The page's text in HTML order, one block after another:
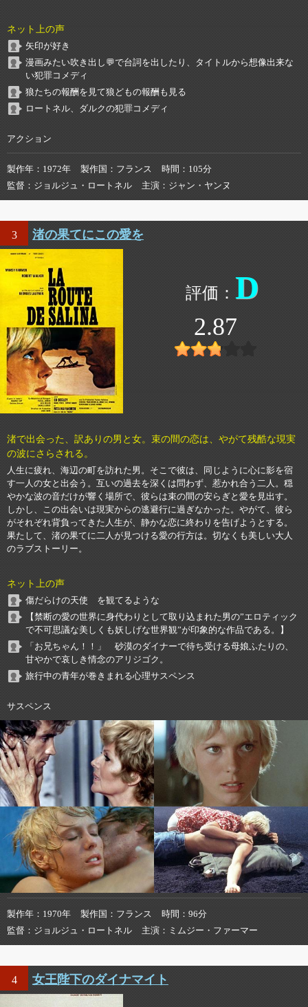
ネット上の声
矢印が好き
漫画みたい吹き出し💬で台詞を出したり、タイトルから想像出来な
い犯罪コメディ
狼たちの報酬を見て狼どもの報酬も見る
ロートネル、ダルクの犯罪コメディ
アクション
製作年 1972年 製作国 フランス 時間
105分
監督
ジョルジュ・ロートネル 主演 ジャン・ヤンヌ
3 渚の果てにこの愛を
D
2.87
渚で出会った、訳ありの男と女。束の間の恋は、やがて残酷な現実
の波にさらされる。
人生に疲れ、海辺の町を訪れた男。そこで彼は、同じように心に影を宿
す一人の女と出会う。互いの過去を深くは問わず、惹かれ合う二人。穏
やかな波の音だけが響く場所で、彼らは束の間の安らぎと愛を見出す。
しかし、この出会いは現実からの逃避行に過ぎなかった。やがて、彼ら
がそれぞれ背負ってきた人生が、静かな恋に終わりを告げようとする。
果たして、渚の果てに二人が見つける愛の行方は。切なくも美しい大人
のラブストーリー。
ネット上の声
傷だらけの天使 を観てるような
【禁断の愛の世界に身代わりとして取り込まれた男の”エロティック
で不可思議な美しくも妖しげな世界観”が印象的な作品である。】
「お兄ちゃん！！」 砂漠のダイナーで待ち受ける母娘ふたりの、
甘やかで哀しき情念のアリジゴク。
旅行中の青年が巻きまれる心理サスペンス
サスペンス
製作年 1970年 製作国 フランス 時間
96分
監督
ジョルジュ・ロートネル 主演 ミムジー・ファーマー
4 女王陛下のダイナマイト